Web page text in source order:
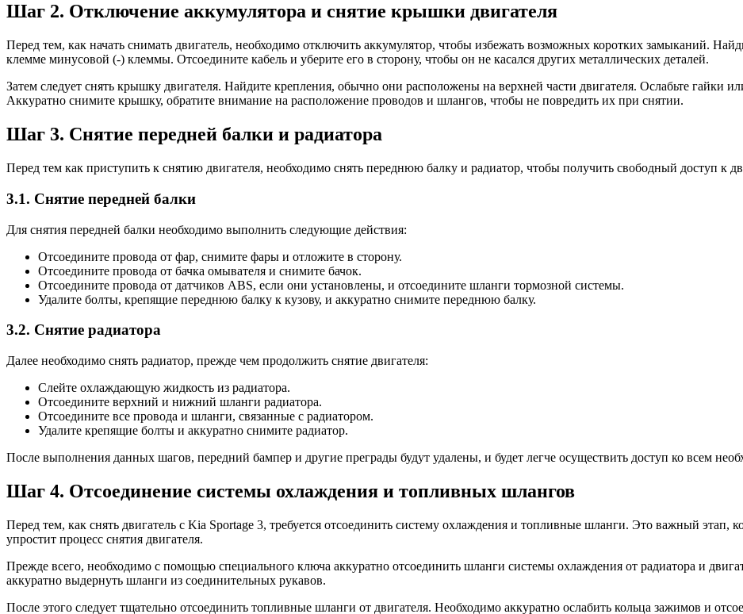
Шаг 2. Отключение аккумулятора и снятие крышки двигателя
Перед тем, как начать снимать двигатель, необходимо отключить аккумулятор, чтобы избежать возможных коротких замыканий.
клемме минусовой (-) клеммы. Отсоедините кабель и уберите его в сторону, чтобы он не касался других металлических деталей.
Затем следует снять крышку двигателя. Найдите крепления, обычно они расположены на верхней части двигателя. Ослабьте гайки
Аккуратно снимите крышку, обратите внимание на расположение проводов и шлангов, чтобы не повредить их при снятии.
Шаг 3. Снятие передней балки и радиатора
Перед тем как приступить к снятию двигателя, необходимо снять переднюю балку и радиатор, чтобы получить свободный доступ к
3.1. Снятие передней балки
Для снятия передней балки необходимо выполнить следующие действия:
Отсоедините провода от фар, снимите фары и отложите в сторону.
Отсоедините провода от бачка омывателя и снимите бачок.
Отсоедините провода от датчиков ABS, если они установлены, и отсоедините шланги тормозной системы.
Удалите болты, крепящие переднюю балку к кузову, и аккуратно снимите переднюю балку.
3.2. Снятие радиатора
Далее необходимо снять радиатор, прежде чем продолжить снятие двигателя:
Слейте охлаждающую жидкость из радиатора.
Отсоедините верхний и нижний шланги радиатора.
Отсоедините все провода и шланги, связанные с радиатором.
Удалите крепящие болты и аккуратно снимите радиатор.
После выполнения данных шагов, передний бампер и другие преграды будут удалены, и будет легче осуществить доступ ко всем
Шаг 4. Отсоединение системы охлаждения и топливных шлангов
Перед тем, как снять двигатель с Kia Sportage 3, требуется отсоединить систему охлаждения и топливные шланги. Это важный
упростит процесс снятия двигателя.
Прежде всего, необходимо с помощью специального ключа аккуратно отсоединить шланги системы охлаждения от радиатора и
аккуратно выдернуть шланги из соединительных рукавов.
После этого следует тщательно отсоединить топливные шланги от двигателя. Необходимо аккуратно ослабить кольца зажимов и